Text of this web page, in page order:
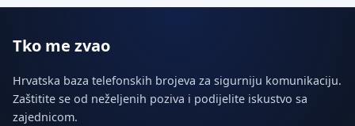
Tko me zvao
Hrvatska baza telefonskih brojeva za sigurniju komunikaciju.
Zaštitite se od neželjenih poziva i podijelite iskustvo sa
zajednicom.